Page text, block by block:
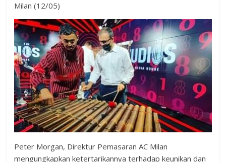
Milan (12/05)
Peter Morgan, Direktur Pemasaran AC Milan
mengungkapkan ketertarikannya terhadap keunikan dan